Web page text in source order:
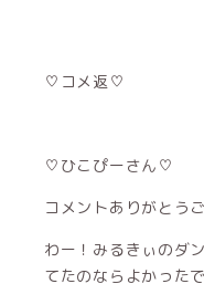
♡コメ返♡
♡ひこぴーさん♡
コメントありがとう
わー！みるきぃのダ
てたのならよかった